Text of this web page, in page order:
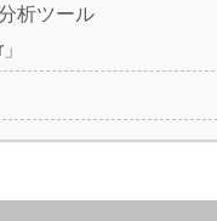
析ツール